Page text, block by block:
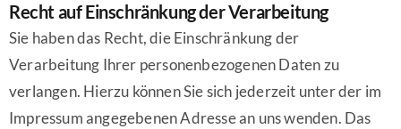
Recht auf Einschränkung der Verarbeitung
Sie haben das Recht, die Einschränkung der
Verarbeitung Ihrer personenbezogenen Daten zu
verlangen. Hierzu können Sie sich jederzeit unter der im
Impressum angegebenen Adresse an uns wenden. Das